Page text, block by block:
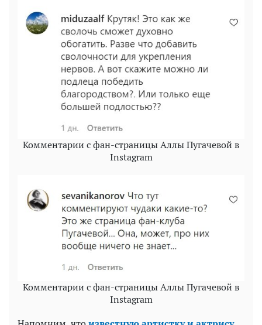
Комментарии с фан-страницы Аллы Пугачевой в
Instagram
Комментарии с фан-страницы Аллы Пугачевой в
Instagram